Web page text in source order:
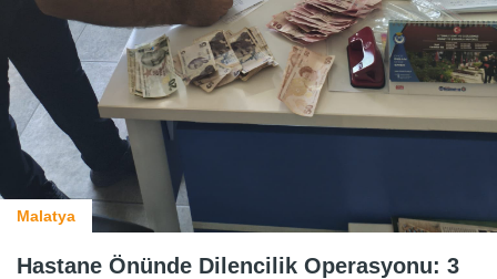
Malatya
Hastane Önünde Dilencilik Operasyonu: 3